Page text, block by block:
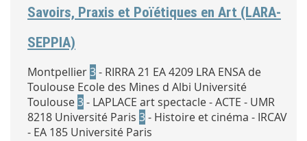
Savoirs, Praxis et Poïétiques en Art (LARA-
SEPPIA)
Montpellier3- RIRRA 21 EA 4209 LRA ENSA de
Toulouse Ecole des Mines d Albi Université
Toulouse3- LAPLACE art spectacle - ACTE - UMR
8218 Université Paris 3- Histoire et cinéma - IRCAV
- EA 185 Université Paris